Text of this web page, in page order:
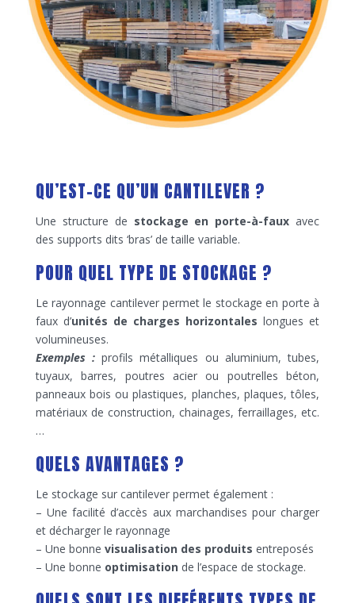
QU’EST-CE QU’UN CANTILEVER ?
Une structure de stockage en porte-à-faux avec
des supports dits ‘bras’ de taille variable.
POUR QUEL TYPE DE STOCKAGE ?
Le rayonnage cantilever permet le stockage en porte à
faux d’unités de charges horizontales longues et
volumineuses.
Exemples : profils métalliques ou aluminium, tubes,
tuyaux, barres, poutres acier ou poutrelles béton,
panneaux bois ou plastiques, planches, plaques, tôles,
matériaux de construction, chainages, ferraillages, etc.
…
QUELS AVANTAGES ?
Le stockage sur cantilever permet également :
– Une facilité d’accès aux marchandises pour charger
et décharger le rayonnage
– Une bonne visualisation des produits entreposés
– Une bonne optimisation de l’espace de stockage.